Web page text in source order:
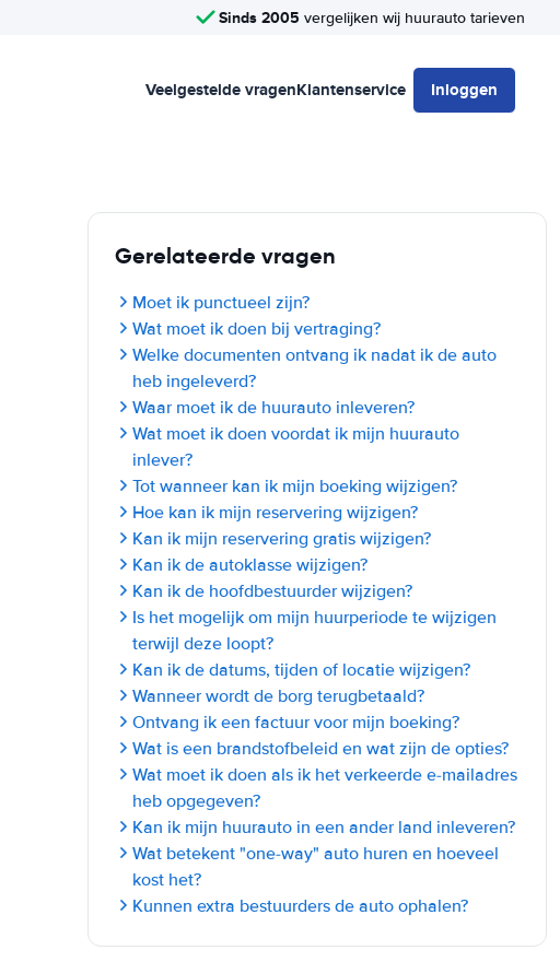
Sinds 2005 vergelijken wij huurauto tarieven
Veelgestelde vragenKlantenservice Inloggen
Gerelateerde vragen
Moet ik punctueel zijn?
Wat moet ik doen bij vertraging?
Welke documenten ontvang ik nadat ik de auto
heb ingeleverd?
Waar moet ik de huurauto inleveren?
Wat moet ik doen voordat ik mijn huurauto
inlever?
Tot wanneer kan ik mijn boeking wijzigen?
Hoe kan ik mijn reservering wijzigen?
Kan ik mijn reservering gratis wijzigen?
Kan ik de autoklasse wijzigen?
Kan ik de hoofdbestuurder wijzigen?
Is het mogelijk om mijn huurperiode te wijzigen
terwijl deze loopt?
Kan ik de datums, tijden of locatie wijzigen?
Wanneer wordt de borg terugbetaald?
Ontvang ik een factuur voor mijn boeking?
Wat is een brandstofbeleid en wat zijn de opties?
Wat moet ik doen als ik het verkeerde e-mailadres
heb opgegeven?
Kan ik mijn huurauto in een ander land inleveren?
Wat betekent "one-way" auto huren en hoeveel
kost het?
Kunnen extra bestuurders de auto ophalen?